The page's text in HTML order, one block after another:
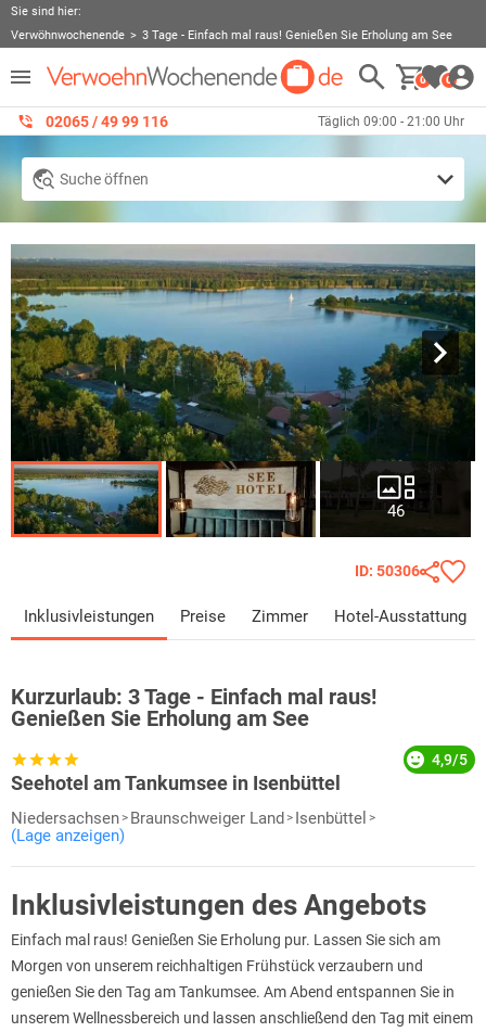
Sie sind hier:
Verwöhnwochenende
3 Tage - Einfach mal raus! Genießen Sie Erholung am See
0 0
02065 / 49 ‌99 116 Täglich 09:00 - 21:00 Uhr
Suche öffnen
46
ID: 50306
Inklusivleistungen Preise Zimmer Hotel-Ausstattung
Kurzurlaub: 3 Tage - Einfach mal raus!
Genießen Sie Erholung am See
Seehotel am Tankumsee in Isenbüttel
4,9/5
Niedersachsen Braunschweiger Land
Isenbüttel
(Lage anzeigen)
Inklusivleistungen des Angebots
Einfach mal raus! Genießen Sie Erholung pur. Lassen Sie sich am
Morgen von unserem reichhaltigen Frühstück verzaubern und
genießen Sie den Tag am Tankumsee. Am Abend entspannen Sie in
unserem Wellnessbereich und lassen anschließend den Tag mit einem